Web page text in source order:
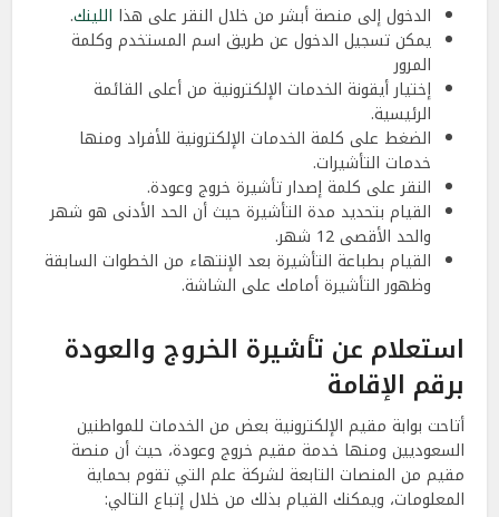
الدخول إلى منصة أبشر من خلال النقر على هذا اللينك.
يمكن تسجيل الدخول عن طريق اسم المستخدم وكلمة
المرور
إختيار أيقونة الخدمات الإلكترونية من أعلى القائمة
الرئيسية.
الضغط على كلمة الخدمات الإلكترونية للأفراد ومنها
خدمات التأشيرات.
النقر على كلمة إصدار تأشيرة خروج وعودة.
القيام بتحديد مدة التأشيرة حيث أن الحد الأدنى هو شهر
والحد الأقصى 12 شهر.
القيام بطباعة التأشيرة بعد الإنتهاء من الخطوات السابقة
وظهور التأشيرة أمامك على الشاشة.
استعلام عن تأشيرة الخروج والعودة
برقم الإقامة
أتاحت بوابة مقيم الإلكترونية بعض من الخدمات للمواطنين
السعوديين ومنها خدمة مقيم خروج وعودة، حيث أن منصة
مقيم من المنصات التابعة لشركة علم التي تقوم بحماية
المعلومات، ويمكنك القيام بذلك من خلال إتباع التالي: